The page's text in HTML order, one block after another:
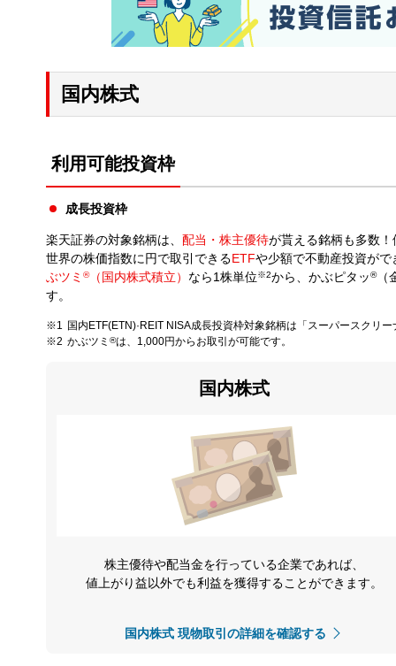
国内株式
利用可能投資枠
成長投資枠
楽天証券の対象銘柄は、 配当・株主優待が貰える銘柄も多数
世界の株価指数に円で取引できるETFや少額で不動産投資がで
ぶツミ ®（国内株式積立） なら1株単位※2から、かぶピタッ®（
す。
国内ETF(ETN)·REIT NISA成長投資枠対象銘柄は「スーパースクリ
かぶツミ ®は、1,000円からお取引が可能です。
国内株式
株主優待や配当金を行っている企業であれば、
値上がり益以外でも利益を獲得することができます。
国内株式 現物取引の詳細を確認する